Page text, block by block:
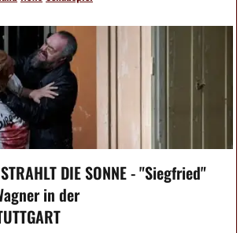
DIE SONNE - "Siegfried"
in der